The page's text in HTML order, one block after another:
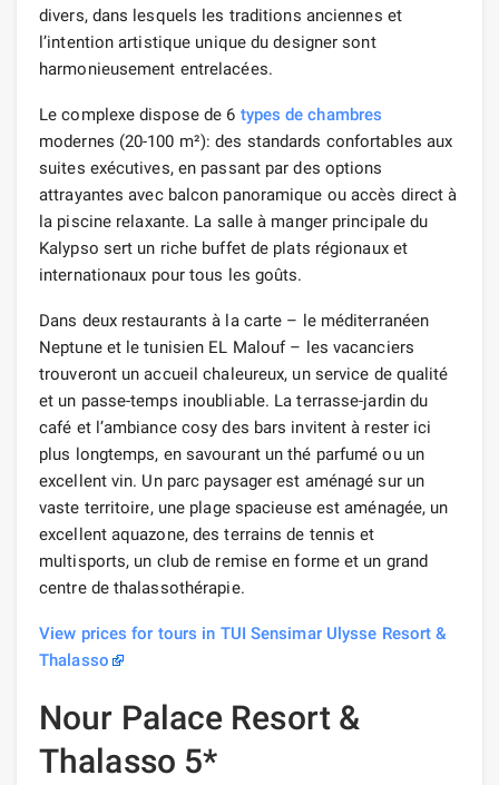
divers, dans lesquels les traditions anciennes et
l’intention artistique unique du designer sont
harmonieusement entrelacées.
Le complexe dispose de 6 types de chambres
modernes (20-100 m²): des standards confortables aux
suites exécutives, en passant par des options
attrayantes avec balcon panoramique ou accès direct à
la piscine relaxante. La salle à manger principale du
Kalypso sert un riche buffet de plats régionaux et
internationaux pour tous les goûts.
Dans deux restaurants à la carte – le méditerranéen
Neptune et le tunisien EL Malouf – les vacanciers
trouveront un accueil chaleureux, un service de qualité
et un passe-temps inoubliable. La terrasse-jardin du
café et l’ambiance cosy des bars invitent à rester ici
plus longtemps, en savourant un thé parfumé ou un
excellent vin. Un parc paysager est aménagé sur un
vaste territoire, une plage spacieuse est aménagée, un
excellent aquazone, des terrains de tennis et
multisports, un club de remise en forme et un grand
centre de thalassothérapie.
View prices for tours in TUI Sensimar Ulysse Resort &
Thalasso
Nour Palace Resort &
Thalasso 5*